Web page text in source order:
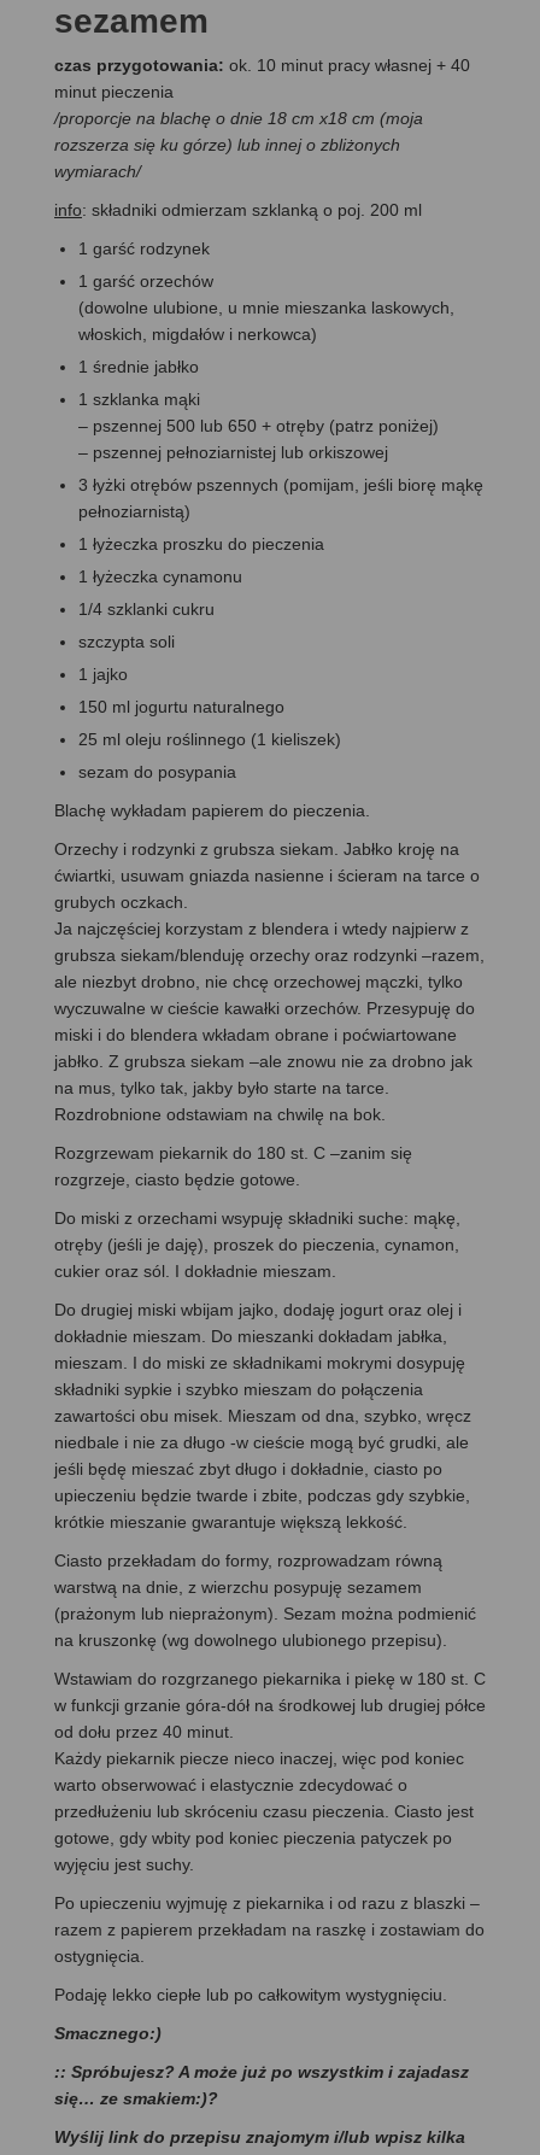
sezamem
czas przygotowania: ok. 10 minut pracy własnej + 40
minut pieczenia
/proporcje na blachę o dnie 18 cm x18 cm (moja
rozszerza się ku górze) lub innej o zbliżonych
wymiarach/
info: składniki odmierzam szklanką o poj. 200 ml
1 garść rodzynek
1 garść orzechów
(dowolne ulubione, u mnie mieszanka laskowych,
włoskich, migdałów i nerkowca)
1 średnie jabłko
1 szklanka mąki
– pszennej 500 lub 650 + otręby (patrz poniżej)
– pszennej pełnoziarnistej lub orkiszowej
3 łyżki otrębów pszennych (pomijam, jeśli biorę mąkę
pełnoziarnistą)
1 łyżeczka proszku do pieczenia
1 łyżeczka cynamonu
1/4 szklanki cukru
szczypta soli
1 jajko
150 ml jogurtu naturalnego
25 ml oleju roślinnego (1 kieliszek)
sezam do posypania
Blachę wykładam papierem do pieczenia.
Orzechy i rodzynki z grubsza siekam. Jabłko kroję na
ćwiartki, usuwam gniazda nasienne i ścieram na tarce o
grubych oczkach.
Ja najczęściej korzystam z blendera i wtedy najpierw z
grubsza siekam/blenduję orzechy oraz rodzynki –razem,
ale niezbyt drobno, nie chcę orzechowej mączki, tylko
wyczuwalne w cieście kawałki orzechów. Przesypuję do
miski i do blendera wkładam obrane i poćwiartowane
jabłko. Z grubsza siekam –ale znowu nie za drobno jak
na mus, tylko tak, jakby było starte na tarce.
Rozdrobnione odstawiam na chwilę na bok.
Rozgrzewam piekarnik do 180 st. C –zanim się
rozgrzeje, ciasto będzie gotowe.
Do miski z orzechami wsypuję składniki suche: mąkę,
otręby (jeśli je daję), proszek do pieczenia, cynamon,
cukier oraz sól. I dokładnie mieszam.
Do drugiej miski wbijam jajko, dodaję jogurt oraz olej i
dokładnie mieszam. Do mieszanki dokładam jabłka,
mieszam. I do miski ze składnikami mokrymi dosypuję
składniki sypkie i szybko mieszam do połączenia
zawartości obu misek. Mieszam od dna, szybko, wręcz
niedbale i nie za długo -w cieście mogą być grudki, ale
jeśli będę mieszać zbyt długo i dokładnie, ciasto po
upieczeniu będzie twarde i zbite, podczas gdy szybkie,
krótkie mieszanie gwarantuje większą lekkość.
Ciasto przekładam do formy, rozprowadzam równą
warstwą na dnie, z wierzchu posypuję sezamem
(prażonym lub nieprażonym). Sezam można podmienić
na kruszonkę (wg dowolnego ulubionego przepisu).
Wstawiam do rozgrzanego piekarnika i piekę w 180 st. C
w funkcji grzanie góra-dół na środkowej lub drugiej półce
od dołu przez 40 minut.
Każdy piekarnik piecze nieco inaczej, więc pod koniec
warto obserwować i elastycznie zdecydować o
przedłużeniu lub skróceniu czasu pieczenia. Ciasto jest
gotowe, gdy wbity pod koniec pieczenia patyczek po
wyjęciu jest suchy.
Po upieczeniu wyjmuję z piekarnika i od razu z blaszki –
razem z papierem przekładam na raszkę i zostawiam do
ostygnięcia.
Podaję lekko ciepłe lub po całkowitym wystygnięciu.
Smacznego:)
:: Spróbujesz? A może już po wszystkim i zajadasz
się… ze smakiem:)?
Wyślij link do przepisu znajomym i/lub wpisz kilka